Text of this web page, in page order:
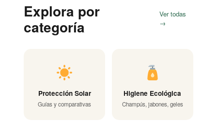
Explora por
categoría
Ver todas
→
Protección Solar
Guías y comparativas
Higiene Ecológica
Champús, jabones, geles